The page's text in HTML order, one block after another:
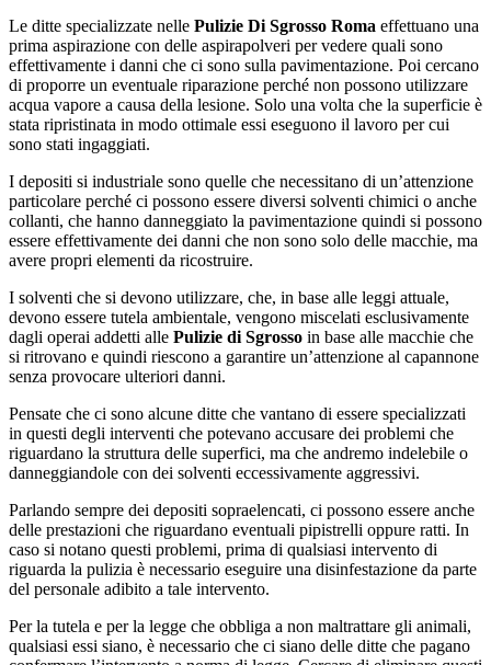
Le ditte specializzate nelle Pulizie Di Sgrosso Roma effettuano una
prima aspirazione con delle aspirapolveri per vedere quali sono
effettivamente i danni che ci sono sulla pavimentazione. Poi cercano
di proporre un eventuale riparazione perché non possono utilizzare
acqua vapore a causa della lesione. Solo una volta che la superficie è
stata ripristinata in modo ottimale essi eseguono il lavoro per cui
sono stati ingaggiati.
I depositi si industriale sono quelle che necessitano di un’attenzione
particolare perché ci possono essere diversi solventi chimici o anche
collanti, che hanno danneggiato la pavimentazione quindi si possono
essere effettivamente dei danni che non sono solo delle macchie, ma
avere propri elementi da ricostruire.
I solventi che si devono utilizzare, che, in base alle leggi attuale,
devono essere tutela ambientale, vengono miscelati esclusivamente
dagli operai addetti alle Pulizie di Sgrosso in base alle macchie che
si ritrovano e quindi riescono a garantire un’attenzione al capannone
senza provocare ulteriori danni.
Pensate che ci sono alcune ditte che vantano di essere specializzati
in questi degli interventi che potevano accusare dei problemi che
riguardano la struttura delle superfici, ma che andremo indelebile o
danneggiandole con dei solventi eccessivamente aggressivi.
Parlando sempre dei depositi sopraelencati, ci possono essere anche
delle prestazioni che riguardano eventuali pipistrelli oppure ratti. In
caso si notano questi problemi, prima di qualsiasi intervento di
riguarda la pulizia è necessario eseguire una disinfestazione da parte
del personale adibito a tale intervento.
Per la tutela e per la legge che obbliga a non maltrattare gli animali,
qualsiasi essi siano, è necessario che ci siano delle ditte che pagano